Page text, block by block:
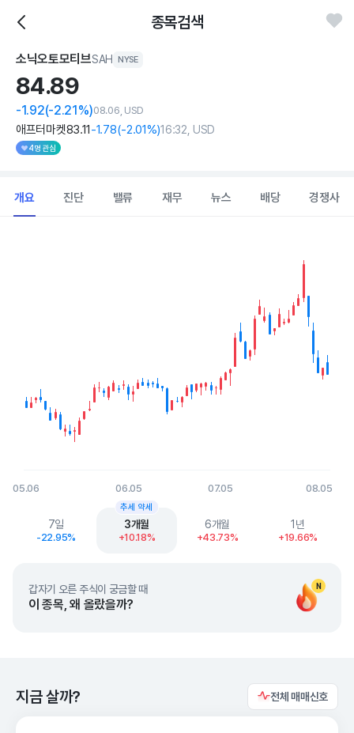
종목검색
소닉오토모티브SAH NYSE
84.89
-1.92(-2.21%)08.06, USD
애프터마켓83.11-1.78(-2.01%)16:32, USD
4명 관심
개요 진단 밸류 재무 뉴스 배당 경쟁사
05.06 06.05 07.05 08.05
End of interactive chart.
7일
-22.95%
3개월
+10.18%
추세 약세
6개월
+43.73%
1년
+19.66%
N
갑자기 오른 주식이 궁금할 때
이 종목, 왜 올랐을까?
지금 살까? 전체 매매신호